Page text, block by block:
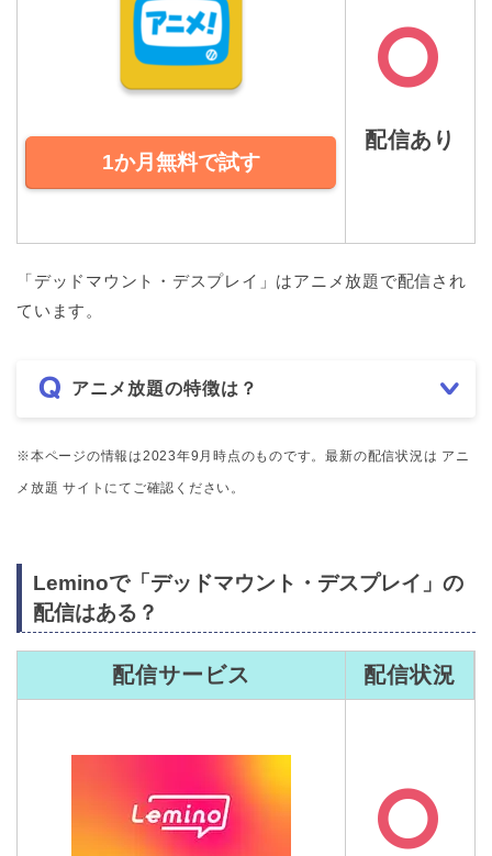
1か月無料で試す
配信あり
「デッドマウント・デスプレイ」はアニメ放題で配信され
ています。
アニメ放題の特徴は？
※本ページの情報は2023年9月時点のものです。最新の配信状況は アニ
メ放題 サイトにてご確認ください。
Leminoで「デッドマウント・デスプレイ」の
配信はある？
配信サービス 配信状況